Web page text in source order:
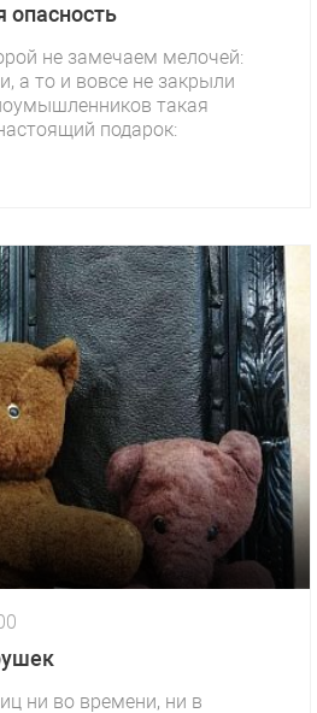
опасность
не замечаем мелочей:
а то и вовсе не закрыли
такая
подарок:
ни во времени, ни в